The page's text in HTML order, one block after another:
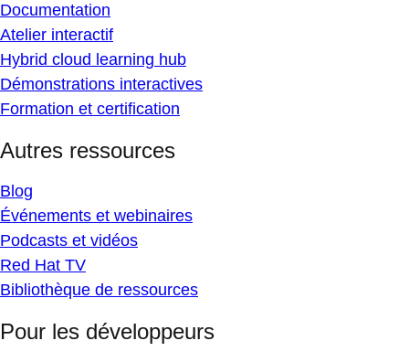
Documentation
Atelier interactif
Hybrid cloud learning hub
Démonstrations interactives
Formation et certification
Autres ressources
Blog
Événements et webinaires
Podcasts et vidéos
Red Hat TV
Bibliothèque de ressources
Pour les développeurs